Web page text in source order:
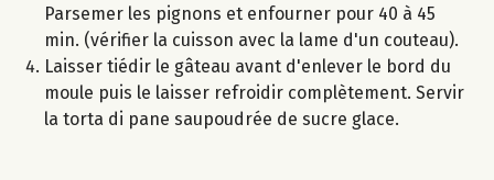
Parsemer les pignons et enfourner pour 40 à 45
min. (vérifier la cuisson avec la lame d'un couteau).
Laisser tiédir le gâteau avant d'enlever le bord du
moule puis le laisser refroidir complètement. Servir
la torta di pane saupoudrée de sucre glace.